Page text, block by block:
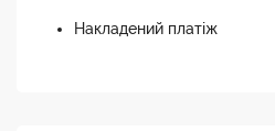
Накладений платіж